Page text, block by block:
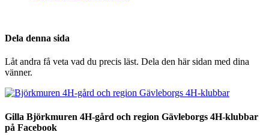
Dela denna sida
Låt andra få veta vad du precis läst. Dela den här sidan med dina
vänner.
Gilla Björkmuren 4H-gård och region Gävleborgs 4H-klubbar
på Facebook